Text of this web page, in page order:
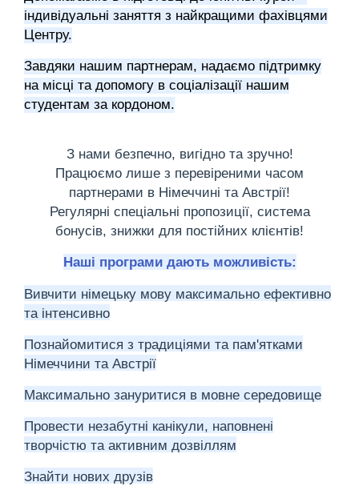
індивідуальні заняття з найкращими фахівцями
Центру.
Завдяки нашим партнерам, надаємо підтримку
на місці та допомогу в соціалізації нашим
студентам за кордоном.
З нами безпечно, вигідно та зручно!
Працюємо лише з перевіреними часом
партнерами в Німеччині та Австрії!
Регулярні спеціальні пропозиції, система
бонусів, знижки для постійних клієнтів!
Наші програми дають можливість:
Вивчити німецьку мову максимально ефективно
та інтенсивно
Познайомитися з традиціями та пам'ятками
Німеччини та Австрії
Максимально зануритися в мовне середовище
Провести незабутні канікули, наповнені
творчістю та активним дозвіллям
Знайти нових друзів